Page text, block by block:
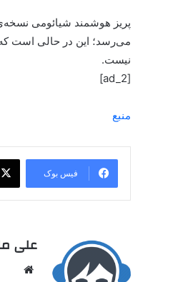
می‌رسد؛ این در حالی‌ است که
نیست.
[ad_2]
منبع
فیس بوک
علی